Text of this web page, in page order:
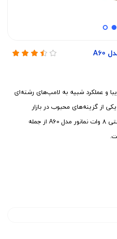
و عملکرد شبیه به لامپ‌های رشته‌ای
یکی از گزینه‌های محبوب در بازار
روشنایی تبدیل شده‌اند. لامپ فیلامنتی 8 وات نمانور مدل A60 از جمله